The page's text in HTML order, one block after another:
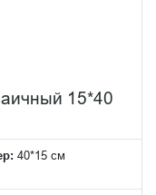
15*40
40*15 см